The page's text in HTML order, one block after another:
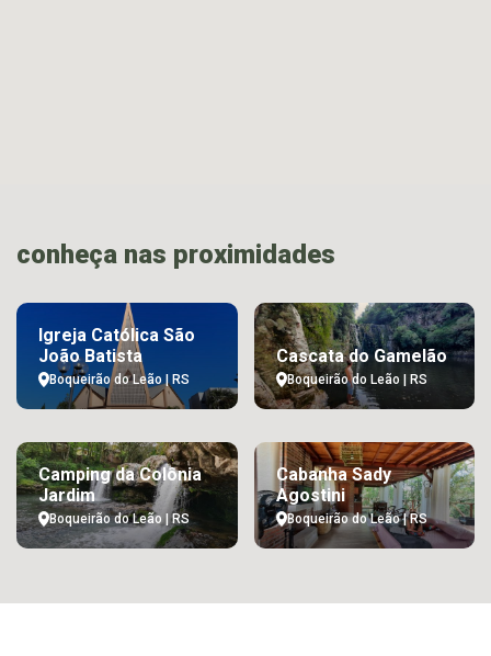
conheça nas proximidades
Igreja Católica São
João Batista
Boqueirão do Leão | RS
Cascata do Gamelão
Boqueirão do Leão | RS
Camping da Colônia
Jardim
Boqueirão do Leão | RS
Cabanha Sady
Agostini
Boqueirão do Leão | RS